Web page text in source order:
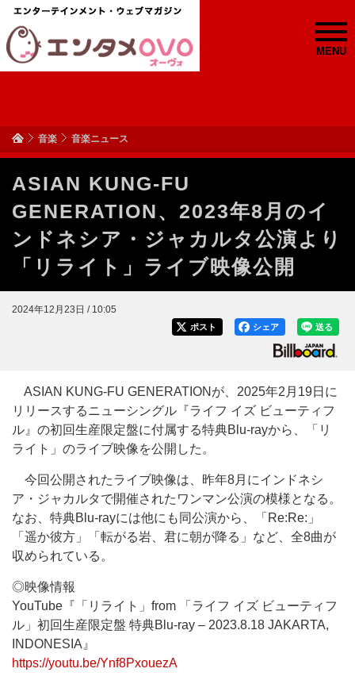
MENU
音楽 音楽ニュース
ASIAN KUNG-FU
GENERATION、2023年8月のイ
ンドネシア・ジャカルタ公演より
「リライト」ライブ映像公開
2024年12月23日 / 10:05
送る
シェア
ポスト
ASIAN KUNG-FU GENERATIONが、2025年2月19日に
リリースするニューシングル『ライフ イズ ビューティフ
ル』の初回生産限定盤に付属する特典Blu-rayから、「リ
ライト」のライブ映像を公開した。
今回公開されたライブ映像は、昨年8月にインドネシ
ア・ジャカルタで開催されたワンマン公演の模様となる。
なお、特典Blu-rayには他にも同公演から、「Re:Re:」
「遥か彼方」「転がる岩、君に朝が降る」など、全8曲が
収められている。
◎映像情報
YouTube『「リライト」from 「ライフ イズ ビューティフ
ル」初回生産限定盤 特典Blu-ray – 2023.8.18 JAKARTA,
INDONESIA』
https://youtu.be/Ynf8PxouezA